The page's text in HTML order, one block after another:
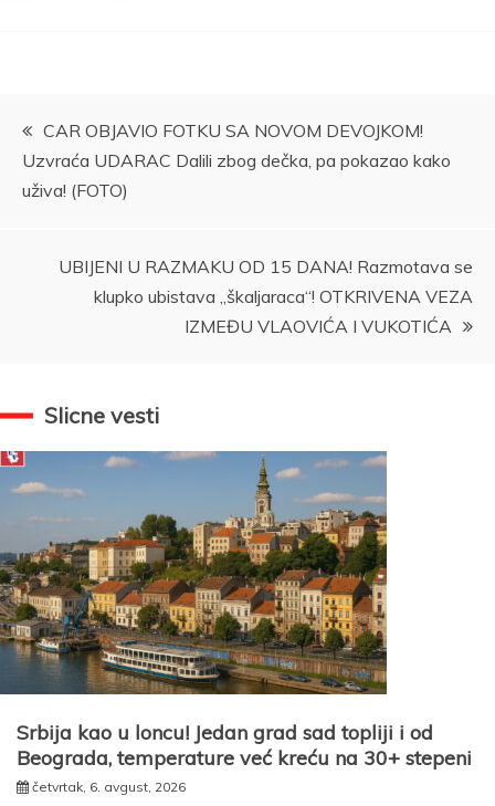
Kretanje
članka
CAR OBJAVIO FOTKU SA NOVOM DEVOJKOM!
Uzvraća UDARAC Dalili zbog dečka, pa pokazao kako
uživa! (FOTO)
UBIJENI U RAZMAKU OD 15 DANA! Razmotava se
klupko ubistava „škaljaraca“! OTKRIVENA VEZA
IZMEĐU VLAOVIĆA I VUKOTIĆA
Slicne vesti
Srbija kao u loncu! Jedan grad sad topliji i od
Beograda, temperature već kreću na 30+ stepeni
četvrtak, 6. avgust, 2026